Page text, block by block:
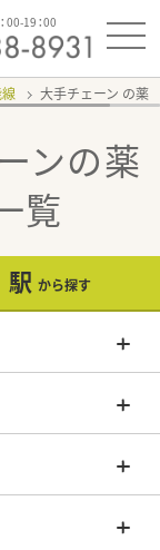
00-19：00
大手チェーン
ンの薬
覧
駅 から探す